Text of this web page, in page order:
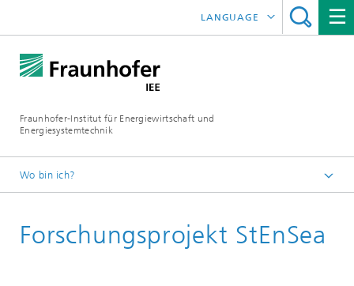
Fraunhofer-Institut für Energiewirtschaft und
Energiesystemtechnik
LANGUAGE
Wo bin ich?
Projekte
Forschungsprojekt StEnSea